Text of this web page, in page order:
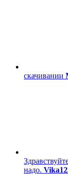
скачивании
надо.